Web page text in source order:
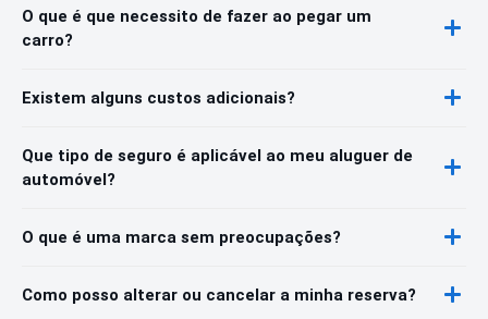
O que é que necessito de fazer ao pegar um
carro?
Existem alguns custos adicionais?
Que tipo de seguro é aplicável ao meu aluguer de
automóvel?
O que é uma marca sem preocupações?
Como posso alterar ou cancelar a minha reserva?